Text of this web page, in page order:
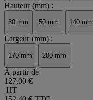
Hauteur (mm) :
30 mm 50 mm 140 mm
Largeur (mm) :
170 mm 200 mm
À partir de
127,00 €
HT